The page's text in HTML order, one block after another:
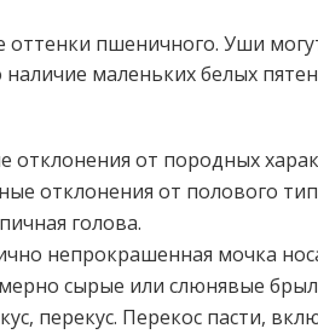
оттенки пшеничного. Уши
маленьких белых пятен
отклонения от породных
отклонения от полового
голова.
непрокрашенная мочка
сырые или слюнявые
перекус. Перекос пасти,